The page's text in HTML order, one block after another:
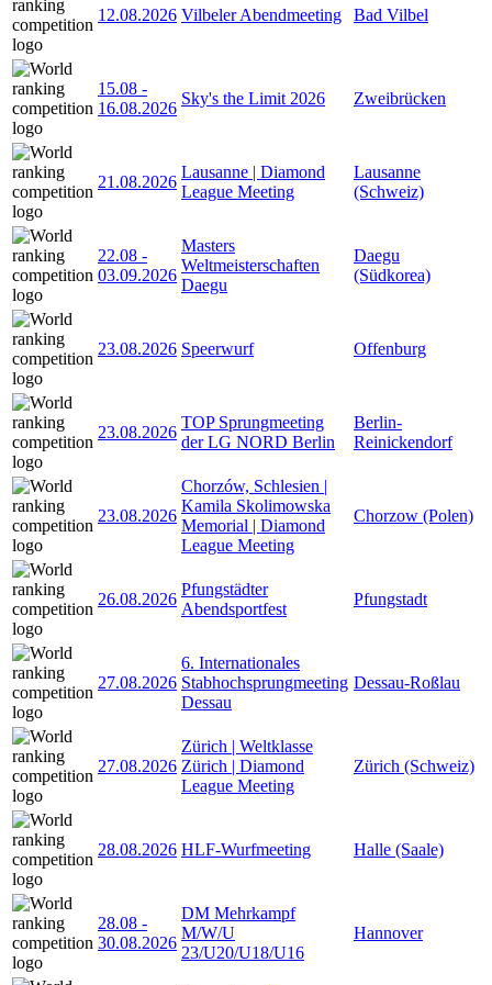
12.08.2026 Vilbeler Abendmeeting Bad Vilbel
15.08 -
16.08.2026
Sky's the Limit 2026 Zweibrücken
21.08.2026
Lausanne | Diamond
League Meeting
Lausanne
(Schweiz)
22.08 -
03.09.2026
Masters
Weltmeisterschaften
Daegu
Daegu
(Südkorea)
23.08.2026 Speerwurf Offenburg
23.08.2026
TOP Sprungmeeting
der LG NORD Berlin
Berlin-
Reinickendorf
23.08.2026
Chorzów, Schlesien |
Kamila Skolimowska
Memorial | Diamond
League Meeting
Chorzow (Polen)
26.08.2026
Pfungstädter
Abendsportfest
Pfungstadt
27.08.2026
6. Internationales
Stabhochsprungmeeting
Dessau
Dessau-Roßlau
27.08.2026
Zürich | Weltklasse
Zürich | Diamond
League Meeting
Zürich (Schweiz)
28.08.2026 HLF-Wurfmeeting Halle (Saale)
28.08 -
30.08.2026
DM Mehrkampf
M/W/U
23/U20/U18/U16
Hannover